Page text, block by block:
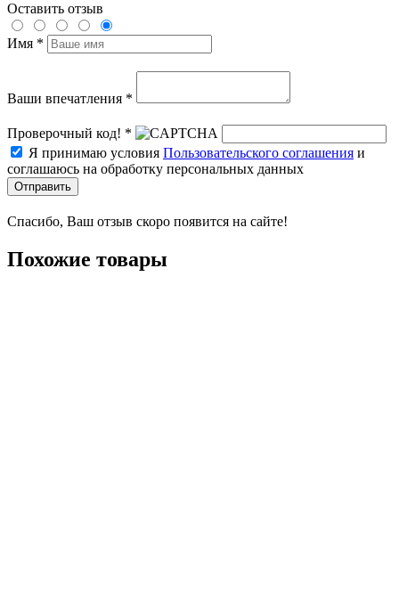
Оставить отзыв
Имя *
Ваши впечатления *
Проверочный код! *
Я принимаю условия Пользовательского соглашения и
соглашаюсь на обработку персональных данных
Отправить
Спасибо, Ваш отзыв скоро появится на сайте!
Похожие товары